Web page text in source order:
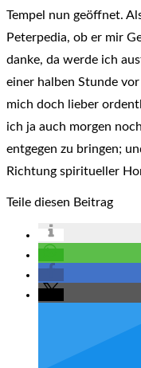
Tempel nun geöffnet.
Peterpedia, ob er mir
danke, da werde ich
einer halben Stunde
mich doch lieber
ich ja auch morgen
entgegen zu bringen;
Richtung spiritueller
Teile diesen Beitrag